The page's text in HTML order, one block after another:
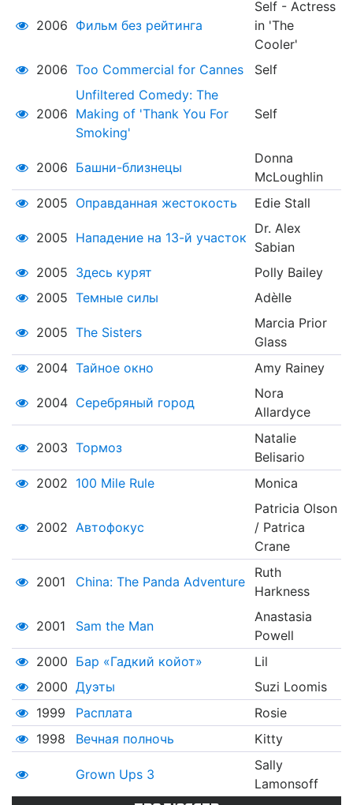
2006 Фильм без рейтинга
Self - Actress
in 'The
Cooler'
2006 Too Commercial for Cannes Self
2006
Unfiltered Comedy: The
Making of 'Thank You For
Smoking'
Self
2006 Башни-близнецы
Donna
McLoughlin
2005 Оправданная жестокость Edie Stall
2005 Нападение на 13-й участок
Dr. Alex
Sabian
2005 Здесь курят
Polly Bailey
2005 Темные силы Adèlle
2005 The Sisters
Marcia Prior
Glass
2004 Тайное окно Amy Rainey
2004 Серебряный город
Nora
Allardyce
2003 Тормоз
Natalie
Belisario
2002 100 Mile Rule Monica
2002 Автофокус
Patricia Olson
/ Patrica
Crane
2001 China: The Panda Adventure
Ruth
Harkness
2001 Sam the Man
Anastasia
Powell
2000 Бар «Гадкий койот»
Lil
2000 Дуэты
Suzi Loomis
1999
Расплата
Rosie
1998
Вечная полночь Kitty
Grown Ups 3
Sally
Lamonsoff